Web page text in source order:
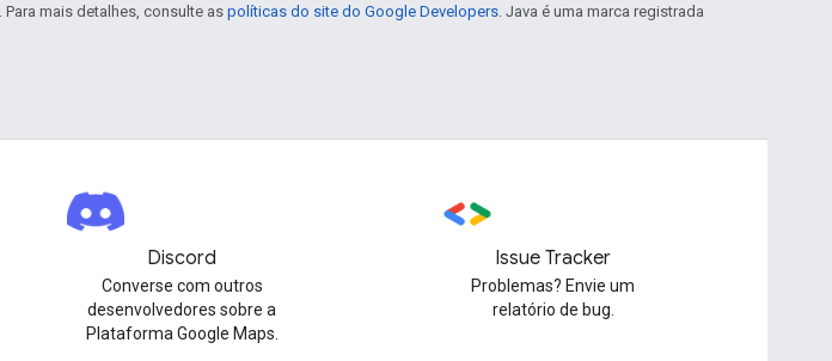
. Para mais detalhes, consulte as políticas do site do Google Developers . Java é uma marca registrada
Discord
Converse com outros
desenvolvedores sobre a
Plataforma Google Maps.
Issue Tracker
Problemas? Envie um
relatório de bug.